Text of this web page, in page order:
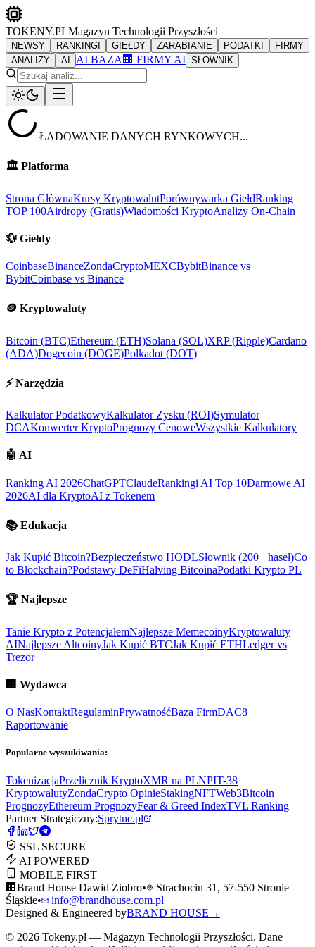
TOKENY.PLMagazyn Technologii Przyszłości
NEWSY RANKINGI GIEŁDY ZARABIANIE PODATKI
FIRMY
ANALIZY
AI AI BAZA 🏢 FIRMY AI SŁOWNIK
ŁADOWANIE DANYCH RYNKOWYCH...
🏛️ Platforma
Strona GłównaKursy KryptowalutPorównywarka GiełdRanking
TOP 100Airdropy (Gratis)Wiadomości KryptoAnalizy On-Chain
💱 Giełdy
CoinbaseBinanceZondaCryptoMEXCBybitBinance vs
BybitCoinbase vs Binance
🪙 Kryptowaluty
Bitcoin (BTC)Ethereum (ETH)Solana (SOL)XRP (Ripple)Cardano
(ADA)Dogecoin (DOGE)Polkadot (DOT)
⚡ Narzędzia
Kalkulator PodatkowyKalkulator Zysku (ROI)Symulator
DCAKonwerter KryptoPrognozy CenoweWszystkie Kalkulatory
🤖 AI
Ranking AI 2026ChatGPTClaudeRankingi AI Top 10Darmowe AI
2026AI dla KryptoAI z Tokenem
📚 Edukacja
Jak Kupić Bitcoin?Bezpieczeństwo HODLSłownik (200+ haseł)Co
to Blockchain?Podstawy DeFiHalving BitcoinaPodatki Krypto PL
🏆 Najlepsze
Tanie Krypto z PotencjałemNajlepsze MemecoinyKryptowaluty
AINajlepsze AltcoinyJak Kupić BTCJak Kupić ETHLedger vs
Trezor
🏢 Wydawca
O NasKontaktRegulaminPrywatnośćBaza FirmDAC8
Raportowanie
Popularne wyszukiwania:
TokenizacjaPrzelicznik KryptoXMR na PLNPIT-38
KryptowalutyZondaCrypto OpinieStakingNFTWeb3Bitcoin
PrognozyEthereum PrognozyFear & Greed IndexTVL Ranking
Partner Strategiczny:Sprytne.pl
SSL SECURE
AI POWERED
MOBILE FIRST
🏢 Brand House Dawid Ziobro•
Strachocin 31, 57-550 Stronie
Śląskie•
info@brandhouse.com.pl
Designed & Engineered byBRAND HOUSE →
© 2026 Tokeny.pl — Magazyn Technologii Przyszłości. Dane